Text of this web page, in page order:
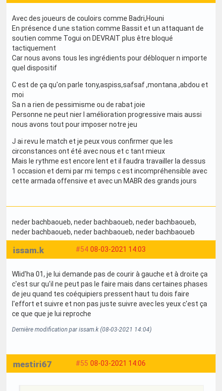
Avec des joueurs de couloirs comme Badri,Houni
En présence d une station comme Bassit et un attaquant de
soutien comme Togui on DEVRAIT plus être bloqué
tactiquement
Car nous avons tous les ingrédients pour débloquer n importe
quel dispositif
C est de ça qu'on parle tony,aspiss,safsaf ,montana ,abdou et
moi
Sa n a rien de pessimisme ou de rabat joie
Personne ne peut nier l amélioration progressive mais aussi
nous avons tout pour imposer notre jeu
J ai revu le match et je peux vous confirmer que les
circonstances ont été avec nous et c tant mieux
Mais le rythme est encore lent et il faudra travailler la dessus
1 occasion et demi par mi temps c est incompréhensible avec
cette armada offensive et avec un MABR des grands jours
neder bachbaoueb, neder bachbaoueb, neder bachbaoueb,
neder bachbaoueb, neder bachbaoueb, neder bachbaoueb
#54 08-03-2021 14:03
issam.k
Wlid'ha 01, je lui demande pas de courir à gauche et à droite ça
c'est sur qu'il ne peut pas le faire mais dans certaines phases
de jeu quand tes coéquipiers pressent haut tu dois faire
l'effort et suivre et non pas juste suivre avec les yeux c'est ça
ce que que je lui reproche
Dernière modification par issam.k (08-03-2021 14:04)
#55 08-03-2021 14:06
mestiri67